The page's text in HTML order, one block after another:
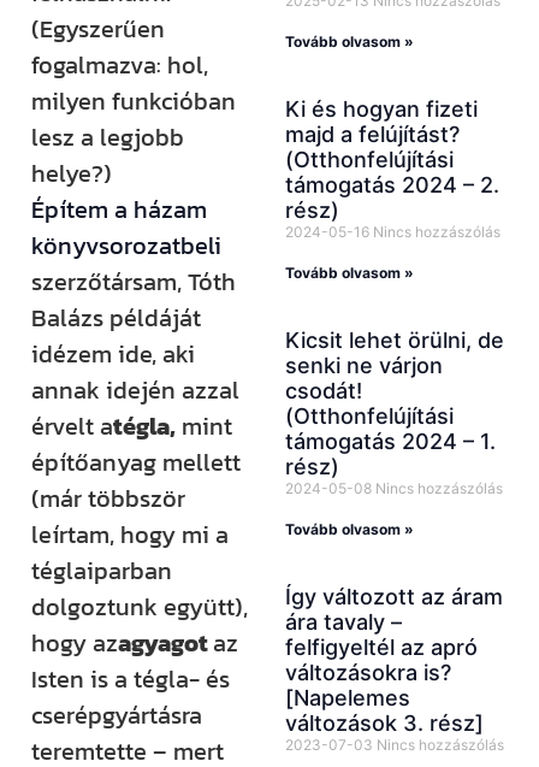
(Egyszerűen
fogalmazva: hol,
milyen funkcióban
lesz a legjobb
helye?)
Építem a házam
könyvsorozatbeli
szerzőtársam, Tóth
Balázs példáját
idézem ide, aki
annak idején azzal
érvelt atégla, mint
építőanyag mellett
(már többször
leírtam, hogy mi a
téglaiparban
dolgoztunk együtt),
hogy azagyagotaz
Isten is a tégla- és
cserépgyártásra
teremtette – mert
Tovább olvasom »
Ki és hogyan fizeti
majd a felújítást?
(Otthonfelújítási
támogatás 2024 – 2.
rész)
2024-05-16 Nincs hozzászólás
Tovább olvasom »
Kicsit lehet örülni, de
senki ne várjon
csodát!
(Otthonfelújítási
támogatás 2024 – 1.
rész)
2024-05-08 Nincs hozzászólás
Tovább olvasom »
Így változott az áram
ára tavaly –
felfigyeltél az apró
változásokra is?
[Napelemes
változások 3. rész]
2023-07-03 Nincs hozzászólás